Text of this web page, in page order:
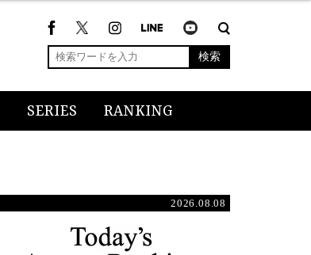
検索
SERIES RANKING
2026.08.08